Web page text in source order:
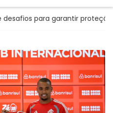
garantir proteção às